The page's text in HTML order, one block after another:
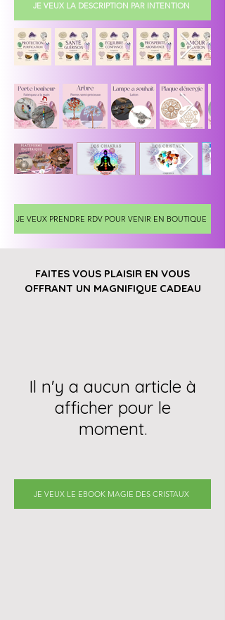
JE VEUX LA DESCRIPTION PAR INTENTION
JE VEUX PRENDRE RDV POUR VENIR EN BOUTIQUE
FAITES VOUS PLAISIR EN VOUS
OFFRANT UN MAGNIFIQUE CADEAU
Il n'y a aucun article à
afficher pour le
moment.
JE VEUX LE EBOOK MAGIE DES CRISTAUX